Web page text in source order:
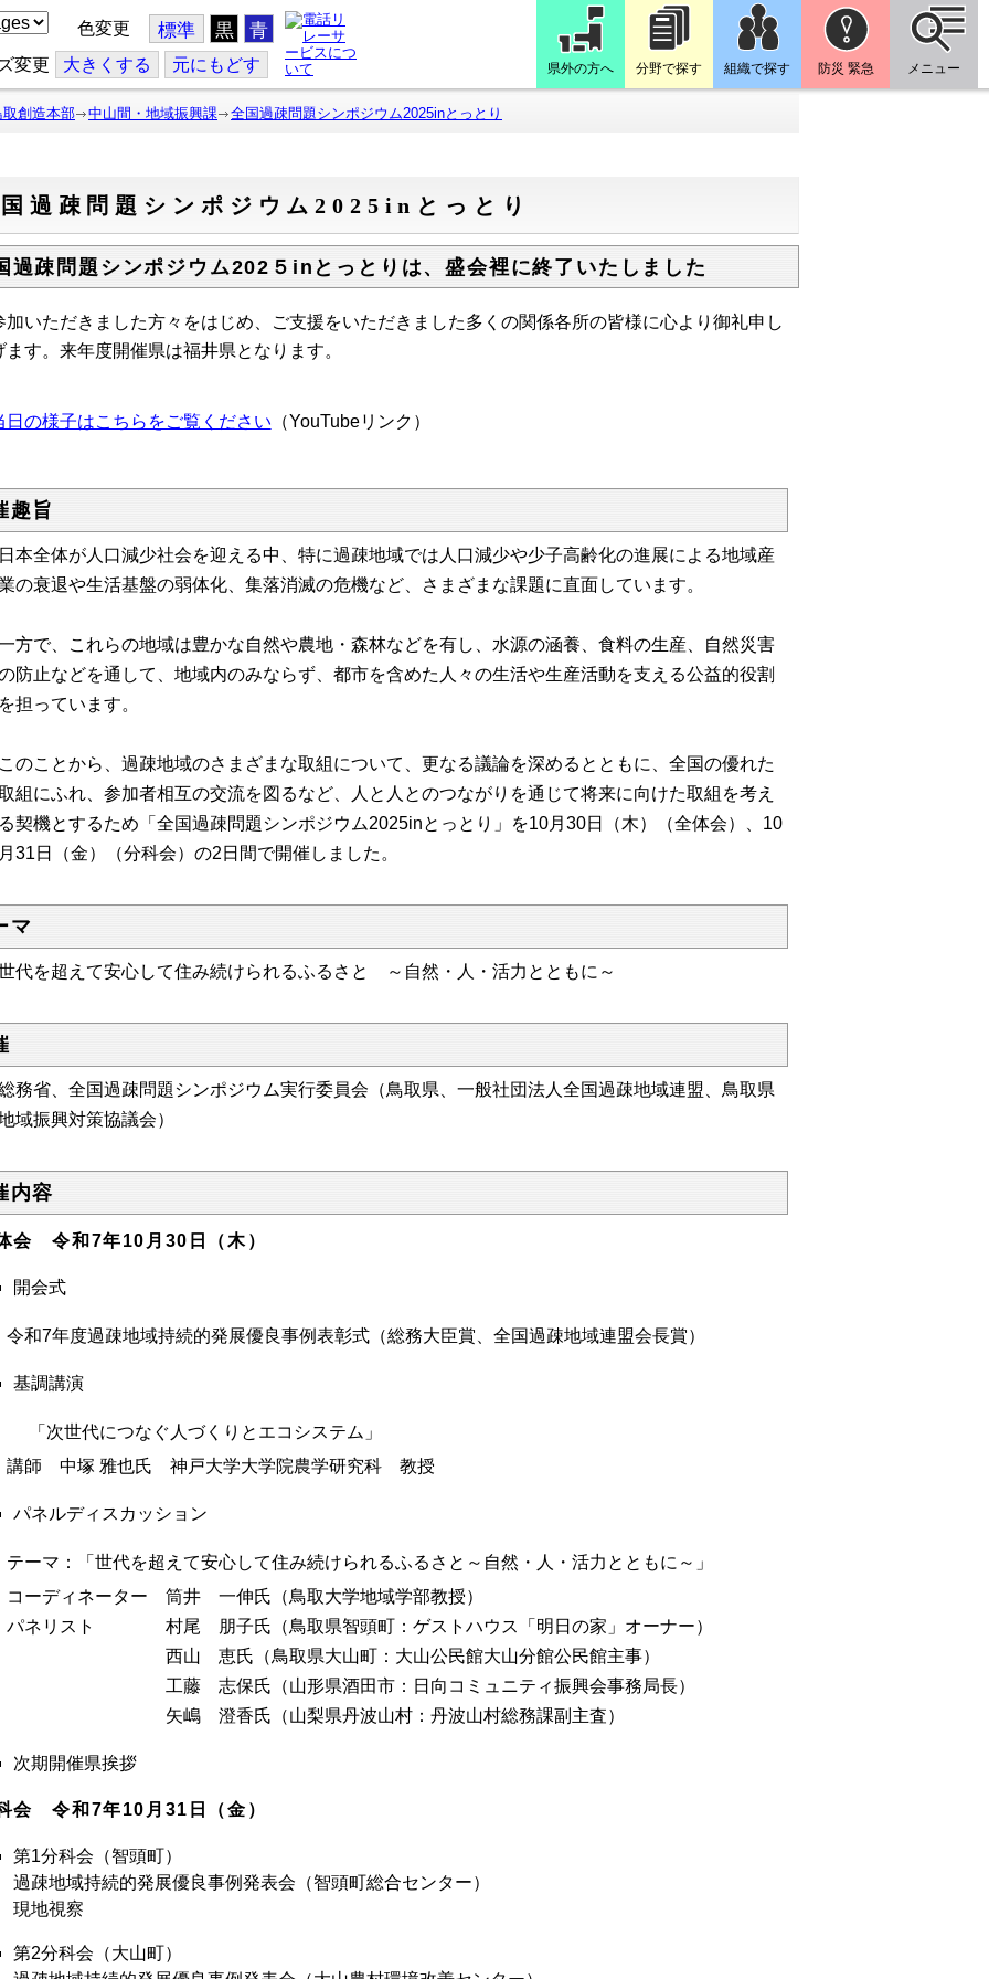
色変更 標準 黒 青
変更 大きくする 元にもどす 県外の方へ 分野で探す 組織で探す 防災 緊急 メニュー
取創造本部 中山間・地域振興課 全国過疎問題シンポジウム2025inとっとり
過疎問題シンポジウム2025inとっとり
過疎問題シンポジウム202５inとっとりは、盛会裡に終了いたしました
加いただきました方々をはじめ、ご支援をいただきました多くの関係各所の皆様に心より御礼申し
ます。来年度開催県は福井県となります。
日の様子はこちらをご覧ください （YouTubeリンク）
趣旨
本全体が人口減少社会を迎える中、特に過疎地域では人口減少や少子高齢化の進展による地域産
の衰退や生活基盤の弱体化、集落消滅の危機など、さまざまな課題に直面しています。
方で、これらの地域は豊かな自然や農地・森林などを有し、水源の涵養、食料の生産、自然災害
防止などを通して、地域内のみならず、都市を含めた人々の生活や生産活動を支える公益的役割
担っています。
のことから、過疎地域のさまざまな取組について、更なる議論を深めるとともに、全国の優れた
組にふれ、参加者相互の交流を図るなど、人と人とのつながりを通じて将来に向けた取組を考え
契機とするため「全国過疎問題シンポジウム2025inとっとり」を10月30日（木）（全体会）、10
31日（金）（分科会）の2日間で開催しました。
マ
代を超えて安心して住み続けられるふるさと ～自然・人・活力とともに～
務省、全国過疎問題シンポジウム実行委員会（鳥取県、一般社団法人全国過疎地域連盟、鳥取県
域振興対策協議会）
内容
会 令和7年10月30日（木）
開会式
令和7年度過疎地域持続的発展優良事例表彰式（総務大臣賞、全国過疎地域連盟会長賞）
基調講演
次世代につなぐ人づくりとエコシステム」
講師 中塚 雅也氏 神戸大学大学院農学研究科 教授
パネルディスカッション
テーマ：「世代を超えて安心して住み続けられるふるさと～自然・人・活力とともに～」
コーディネーター 筒井 一伸氏（鳥取大学地域学部教授）
パネリスト 村尾 朋子氏（鳥取県智頭町：ゲストハウス「明日の家」オーナー）
西山 恵氏（鳥取県大山町：大山公民館大山分館公民館主事）
工藤 志保氏（山形県酒田市：日向コミュニティ振興会事務局長）
矢嶋 澄香氏（山梨県丹波山村：丹波山村総務課副主査）
次期開催県挨拶
会 令和7年10月31日（金）
第1分科会（智頭町）
過疎地域持続的発展優良事例発表会（智頭町総合センター）
現地視察
第2分科会（大山町）